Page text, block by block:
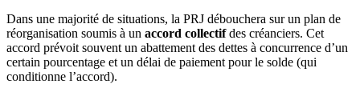
Dans une majorité de situations, la PRJ débouchera sur un plan de
réorganisation soumis à un accord collectifdes créanciers. Cet
accord prévoit souvent un abattement des dettes à concurrence d’un
certain pourcentage et un délai de paiement pour le solde (qui
conditionne l’accord).